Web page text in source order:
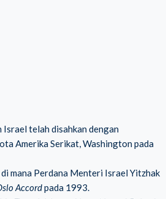
Israel telah disahkan dengan
Amerika Serikat, Washington pada
mana Perdana Menteri Israel Yitzhak
Accordpada 1993.